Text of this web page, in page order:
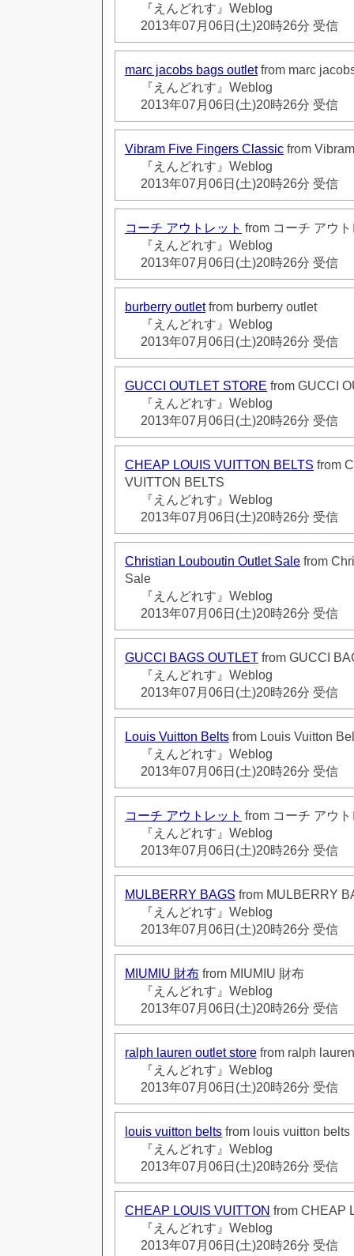
『えんどれす』Weblog
2013年07月06日(土)20時26分 受信
marc jacobs bags outletfrom marc
『えんどれす』Weblog
2013年07月06日(土)20時26分 受信
Vibram Five Fingers Classic from
『えんどれす』Weblog
2013年07月06日(土)20時26分 受信
コーチ アウトレット from コーチ アウ
『えんどれす』Weblog
2013年07月06日(土)20時26分 受信
burberry outletfrom burberry outlet
『えんどれす』Weblog
2013年07月06日(土)20時26分 受信
GUCCI OUTLET STORE from GUCCI
『えんどれす』Weblog
2013年07月06日(土)20時26分 受信
CHEAP LOUIS VUITTON BELTS from
VUITTON BELTS
『えんどれす』Weblog
2013年07月06日(土)20時26分 受信
Christian Louboutin Outlet Sale from
Sale
『えんどれす』Weblog
2013年07月06日(土)20時26分 受信
GUCCI BAGS OUTLET from GUCCI
『えんどれす』Weblog
2013年07月06日(土)20時26分 受信
Louis Vuitton Belts from Louis Vuitton
『えんどれす』Weblog
2013年07月06日(土)20時26分 受信
コーチ アウトレット from コーチ アウ
『えんどれす』Weblog
2013年07月06日(土)20時26分 受信
MULBERRY BAGS from MULBERRY
『えんどれす』Weblog
2013年07月06日(土)20時26分 受信
MIUMIU 財布 from MIUMIU 財布
『えんどれす』Weblog
2013年07月06日(土)20時26分 受信
ralph lauren outlet store from ralph
『えんどれす』Weblog
2013年07月06日(土)20時26分 受信
louis vuitton belts from louis vuitton belts
『えんどれす』Weblog
2013年07月06日(土)20時26分 受信
CHEAP LOUIS VUITTON from CHEAP
『えんどれす』Weblog
2013年07月06日(土)20時26分 受信